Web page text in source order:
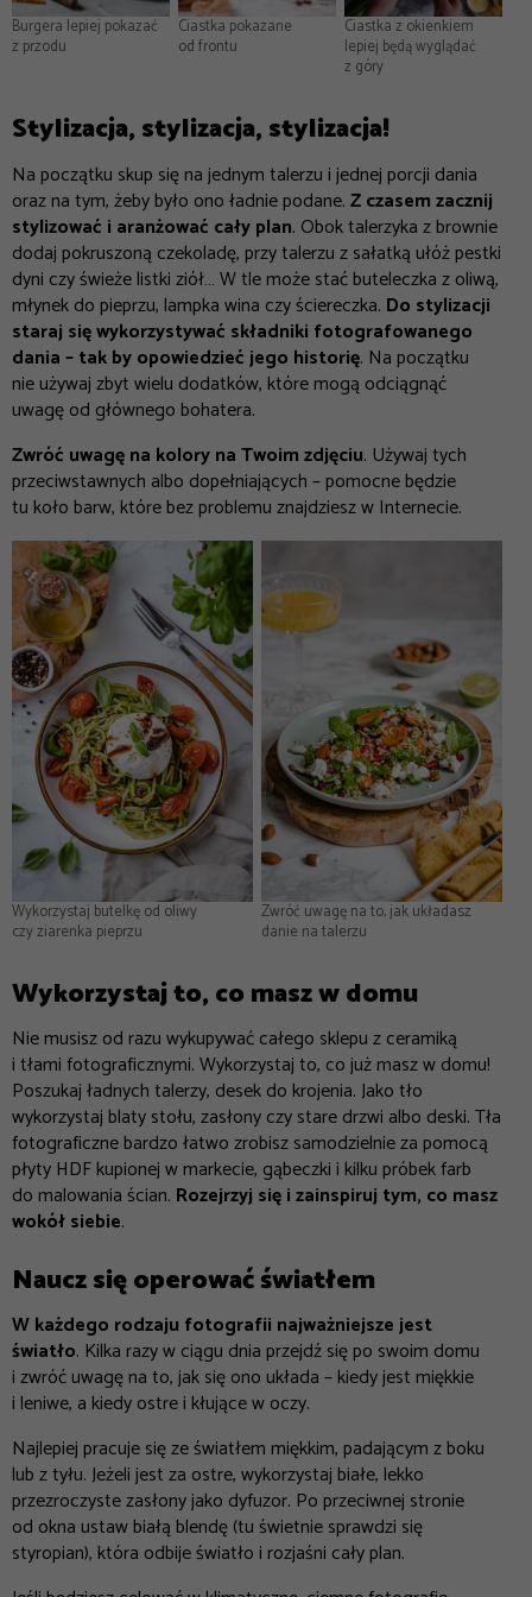
Burgera lepiej pokazać
z przodu
Ciastka pokazane
od frontu
Ciastka z okienkiem
lepiej będą wyglądać
z góry
Stylizacja, stylizacja, stylizacja!
Na początku skup się na jednym talerzu i jednej porcji dania
oraz na tym, żeby było ono ładnie podane.Z czasem zacznij
stylizować i aranżować cały plan. Obok talerzyka z brownie
dodaj pokruszoną czekoladę, przy talerzu z sałatką ułóż pestki
dyni czy świeże listki ziół… W tle może stać buteleczka z oliwą,
młynek do pieprzu, lampka wina czy ściereczka. Do stylizacji
staraj się wykorzystywać składniki fotografowanego
dania – tak by opowiedzieć jego historię. Na początku
nie używaj zbyt wielu dodatków, które mogą odciągnąć
uwagę od głównego bohatera.
Zwróć uwagę na kolory na Twoim zdjęciu. Używaj tych
przeciwstawnych albo dopełniających – pomocne będzie
tu koło barw, które bez problemu znajdziesz w Internecie.
Wykorzystaj butelkę od oliwy
czy ziarenka pieprzu
Zwróć uwagę na to, jak układasz
danie na talerzu
Wykorzystaj to, co masz w domu
Nie musisz od razu wykupywać całego sklepu z ceramiką
i tłami fotograficznymi. Wykorzystaj to, co już masz w domu!
Poszukaj ładnych talerzy, desek do krojenia. Jako tło
wykorzystaj blaty stołu, zasłony czy stare drzwi albo deski. Tła
fotograficzne bardzo łatwo zrobisz samodzielnie za pomocą
płyty HDF kupionej w markecie, gąbeczki i kilku próbek farb
do malowania ścian. Rozejrzyj się i zainspiruj tym, co masz
wokół siebie.
Naucz się operować światłem
W każdego rodzaju fotografii najważniejsze jest
światło. Kilka razy w ciągu dnia przejdź się po swoim domu
i zwróć uwagę na to, jak się ono układa – kiedy jest miękkie
i leniwe, a kiedy ostre i kłujące w oczy.
Najlepiej pracuje się ze światłem miękkim, padającym z boku
lub z tyłu. Jeżeli jest za ostre, wykorzystaj białe, lekko
przezroczyste zasłony jako dyfuzor. Po przeciwnej stronie
od okna ustaw białą blendę (tu świetnie sprawdzi się
styropian), która odbije światło i rozjaśni cały plan.